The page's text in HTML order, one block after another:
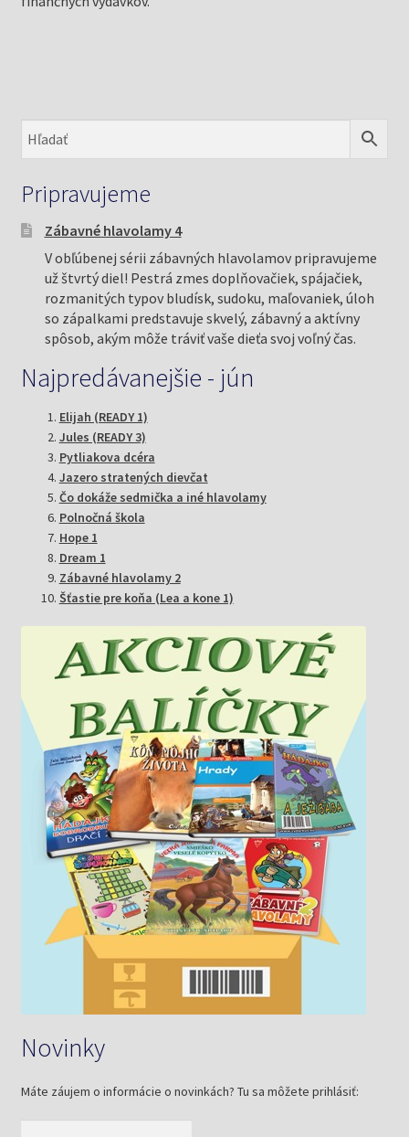
Pripravujeme
Zábavné hlavolamy 4
V obľúbenej sérii zábavných hlavolamov pripravujeme
už štvrtý diel! Pestrá zmes doplňovačiek, spájačiek,
rozmanitých typov bludísk, sudoku, maľovaniek, úloh
so zápalkami predstavuje skvelý, zábavný a aktívny
spôsob, akým môže tráviť vaše dieťa svoj voľný čas.
Najpredávanejšie - jún
Elijah (READY 1)
Jules (READY 3)
Pytliakova dcéra
Jazero stratených dievčat
Čo dokáže sedmička a iné hlavolamy
Polnočná škola
Hope 1
Dream 1
Zábavné hlavolamy 2
Šťastie pre koňa (Lea a kone 1)
Novinky
Máte záujem o informácie o novinkách? Tu sa môžete prihlásiť: